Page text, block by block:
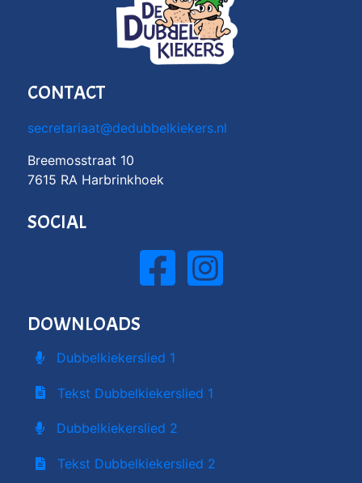
CONTACT
secretariaat@dedubbelkiekers.nl
Breemosstraat 10
7615 RA Harbrinkhoek
SOCIAL
DOWNLOADS
Dubbelkiekerslied 1
Tekst Dubbelkiekerslied 1
Dubbelkiekerslied 2
Tekst Dubbelkiekerslied 2